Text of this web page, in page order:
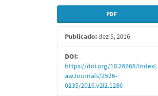
Barra
lateral
de
artigos
PDF
Publicado:dez 5, 2016
DOI:
https://doi.org/10.26668/IndexL
awJournals/2526-
0235/2016.v2i2.1286